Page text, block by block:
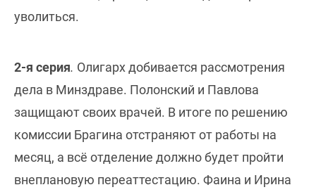
уволиться.
2-я серия. Олигарх добивается рассмотрения
дела в Минздраве. Полонский и Павлова
защищают своих врачей. В итоге по решению
комиссии Брагина отстраняют от работы на
месяц, а всё отделение должно будет пройти
внеплановую переаттестацию. Фаина и Ирина